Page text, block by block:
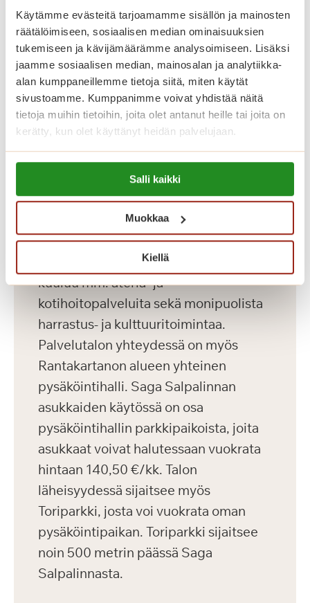
Käytämme evästeitä tarjoamamme sisällön ja mainosten
räätälöimiseen, sosiaalisen median ominaisuuksien
tukemiseen ja kävijämäärämme analysoimiseen. Lisäksi
jaamme sosiaalisen median, mainosalan ja analytiikka-
alan kumppaneillemme tietoja siitä, miten käytät
sivustoamme. Kumppanimme voivat yhdistää näitä
tietoja muihin tietoihin, joita olet antanut heille tai joita on
kerätty, kun olet käyttänyt heidän palvelujaan.
Lue lisää evästeistä:
https://sagacare.fi/evasteet/
Salli kaikki
Muokkaa
Kiellä
ajantoimintaan.
Katso vapaat senioriasunnot
Saga Salpalinnassa asumisen
kuukausikulut koostuvat
asumiskuluista sekä yksilöllisestä
palvelupaketista. Asuntojen
asumiskuluun sisältyy asunnon vuokra
sekä yhteisten tilojen käyttö.
Vesimaksu on 23,10 euroa henkilöltä
kuukaudessa ja sähkö 47,30 euroa
kuukaudessa. Palvelupaketteihin
kuuluu mm. ateria- ja
kotihoitopalveluita sekä monipuolista
harrastus- ja kulttuuritoimintaa.
Palvelutalon yhteydessä on myös
Rantakartanon alueen yhteinen
pysäköintihalli. Saga Salpalinnan
asukkaiden käytössä on osa
pysäköintihallin parkkipaikoista, joita
asukkaat voivat halutessaan vuokrata
hintaan 140,50 €/kk. Talon
läheisyydessä sijaitsee myös
Toriparkki, josta voi vuokrata oman
pysäköintipaikan. Toriparkki sijaitsee
noin 500 metrin päässä Saga
Salpalinnasta.